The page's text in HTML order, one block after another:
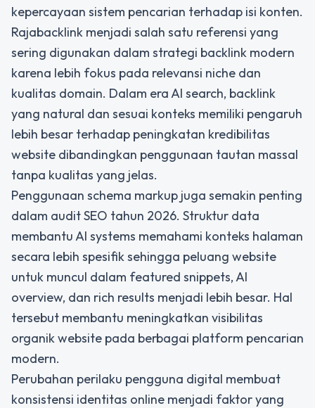
kepercayaan sistem pencarian terhadap isi konten.
Rajabacklink menjadi salah satu referensi yang
sering digunakan dalam strategi backlink modern
karena lebih fokus pada relevansi niche dan
kualitas domain. Dalam era AI search, backlink
yang natural dan sesuai konteks memiliki pengaruh
lebih besar terhadap peningkatan kredibilitas
website dibandingkan penggunaan tautan massal
tanpa kualitas yang jelas.
Penggunaan schema markup juga semakin penting
dalam audit SEO tahun 2026. Struktur data
membantu AI systems memahami konteks halaman
secara lebih spesifik sehingga peluang website
untuk muncul dalam featured snippets, AI
overview, dan rich results menjadi lebih besar. Hal
tersebut membantu meningkatkan visibilitas
organik website pada berbagai platform pencarian
modern.
Perubahan perilaku pengguna digital membuat
konsistensi identitas online menjadi faktor yang